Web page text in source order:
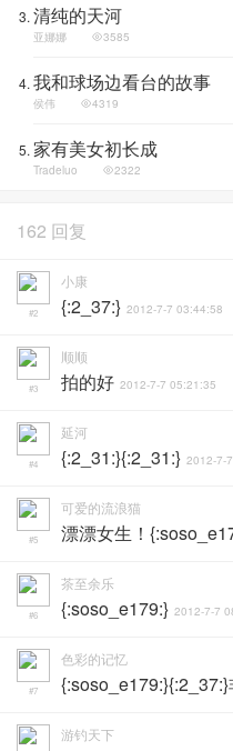
清纯的天河
亚娜娜 3585
我和球场边看台的故事
侯伟 4319
家有美女初长成
Tradeluo 2322
162 回复
小康
#2 {:2_37:} 2012-7-7 03:44:58
顺顺
#3 拍的好 2012-7-7 05:21:35
延河
#4 {:2_31:}{:2_31:} 2012-7-
可爱的流浪猫
#5 漂漂女生！
茶至余乐
#6 {:soso_e179:} 2012-7-7
色彩的记忆
#7
游钓天下